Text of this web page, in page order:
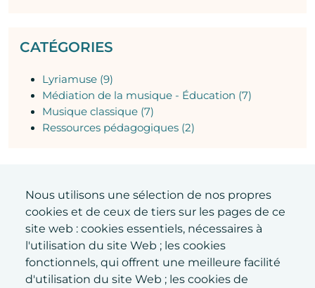
Nous utilisons une sélection de nos propres
cookies et de ceux de tiers sur les pages de ce
site web : cookies essentiels, nécessaires à
l'utilisation du site Web ; les cookies
fonctionnels, qui offrent une meilleure facilité
d'utilisation du site Web ; les cookies de
CATÉGORIES
Lyriamuse (9)
Médiation de la musique - Éducation (7)
Musique classique (7)
Ressources pédagogiques (2)
ABONNEZ-VOUS À
L'INFOLETTRE
Recevez toutes les nouvelles de Lyriamuse !